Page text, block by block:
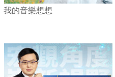
我的音樂想想